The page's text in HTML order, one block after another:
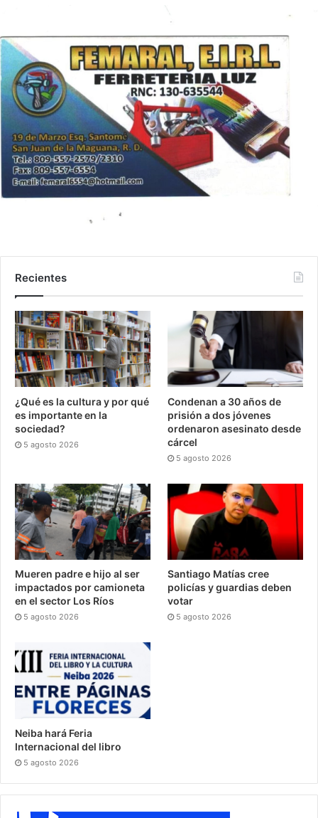
Recientes
¿Qué es la cultura y por qué
es importante en la
sociedad?
5 agosto 2026
Condenan a 30 años de
prisión a dos jóvenes
ordenaron asesinato desde
cárcel
5 agosto 2026
Mueren padre e hijo al ser
impactados por camioneta
en el sector Los Ríos
5 agosto 2026
Santiago Matías cree
policías y guardias deben
votar
5 agosto 2026
Neiba hará Feria
Internacional del libro
5 agosto 2026